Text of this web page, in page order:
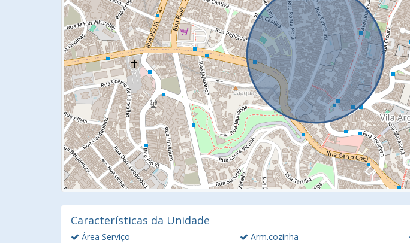
Características da Unidade
Área Serviço Arm.cozinha